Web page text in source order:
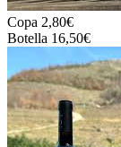
Copa 2,80€
Botella 16,50€